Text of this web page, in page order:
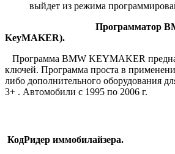
выйдет из режима
Программатор BMW
KeyMAKER).
Программа BMW KEYMAKER
ключей. Программа проста в
либо дополнительного оборудования
3+ . Автомобили с 1995 по 2006 г.
КодРидер иммобилайзера.